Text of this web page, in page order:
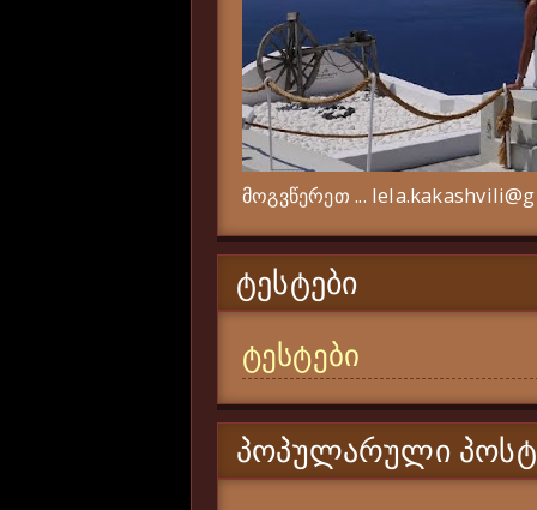
მოგვწერეთ ...
ᲢᲔᲡᲢᲔᲑᲘ
ტესტები
ᲞᲝᲞᲣᲚᲐᲠᲣᲚᲘ